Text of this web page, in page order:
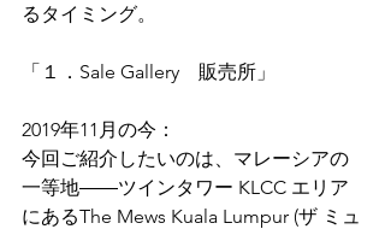
るタイミング。
「１．Sale Gallery　販売所」
2019年11月の今：
今回ご紹介したいのは、マレーシアの
一等地――ツインタワー KLCC エリア
にあるThe Mews Kuala Lumpur (ザ ミュ